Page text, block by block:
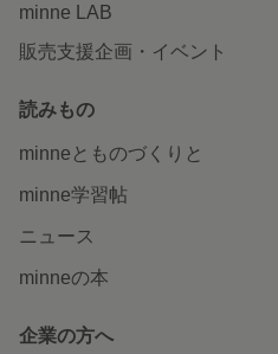
minne LAB
販売支援企画・イベント
読みもの
minneとものづくりと
minne学習帖
ニュース
minneの本
企業の方へ